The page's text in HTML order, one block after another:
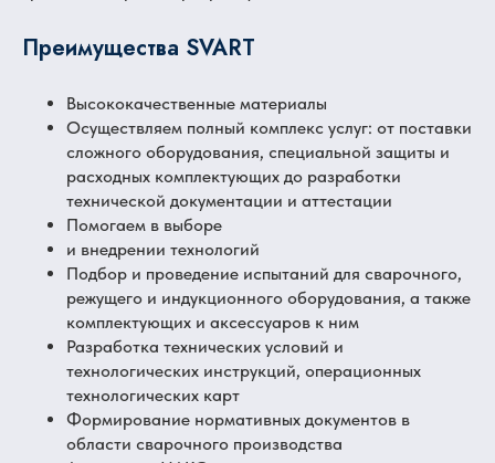
Преимущества SVART
Высококачественные материалы
Осуществляем полный комплекс услуг: от поставки
сложного оборудования, специальной защиты и
расходных комплектующих до разработки
технической документации и аттестации
Помогаем в выборе
и внедрении технологий
Подбор и проведение испытаний для сварочного,
режущего и индукционного оборудования, а также
комплектующих и аксессуаров к ним
Разработка технических условий и
технологических инструкций, операционных
технологических карт
Формирование нормативных документов в
области сварочного производства